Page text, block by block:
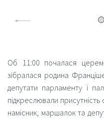
Об 11:00 почалася
зібралася родина
депутати парламенту і
підкреслювали присутність
намісник, маршалок та